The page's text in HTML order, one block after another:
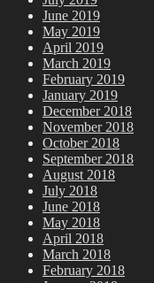
June 2019
May 2019
April 2019
March 2019
February 2019
January 2019
December 2018
November 2018
October 2018
September 2018
August 2018
July 2018
June 2018
May 2018
April 2018
March 2018
February 2018